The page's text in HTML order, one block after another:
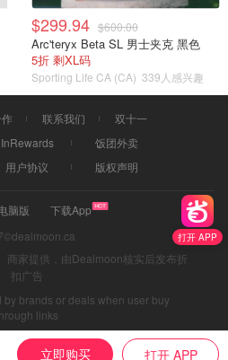
打开 APP
立即购买 打开 APP
$299.94 $600.00
Arc'teryx Beta SL 男士夹克 黑色
5折 剩XL码
Sporting Life CA (CA) 339人感兴趣
联系我们
双十一
InRewards
饭团外卖
用户协议 版权声明
脑版
下载App
商家提供，由Dealmoon核实后发布折
扣广告
brands or deals when user buy
links